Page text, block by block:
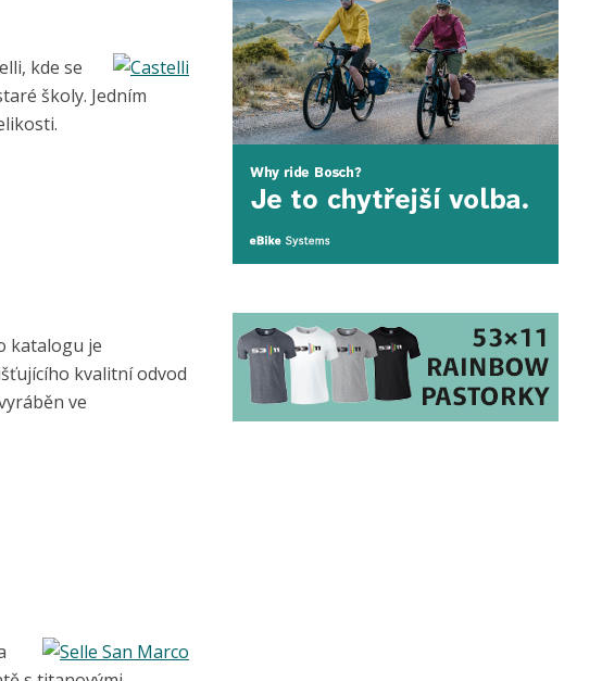
kde se
školy. Jedním
katalogu je
kvalitní odvod
ve